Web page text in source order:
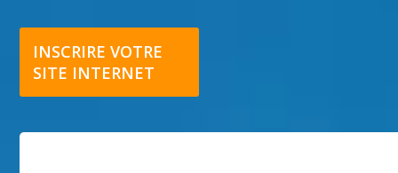
INSCRIRE VOTRE
SITE INTERNET